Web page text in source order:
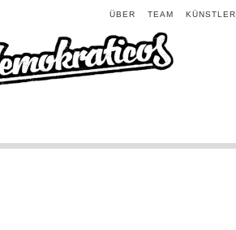
KÜNSTLER
TEAM
ÜBER